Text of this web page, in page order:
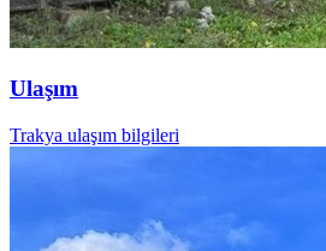
Ulaşım
Trakya ulaşım bilgileri